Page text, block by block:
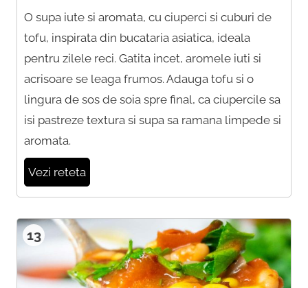
O supa iute si aromata, cu ciuperci si cuburi de
tofu, inspirata din bucataria asiatica, ideala
pentru zilele reci. Gatita incet, aromele iuti si
acrisoare se leaga frumos. Adauga tofu si o
lingura de sos de soia spre final, ca ciupercile sa
isi pastreze textura si supa sa ramana limpede si
aromata.
Vezi reteta
13